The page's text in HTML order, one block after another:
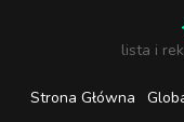
lista i
Strona Główna